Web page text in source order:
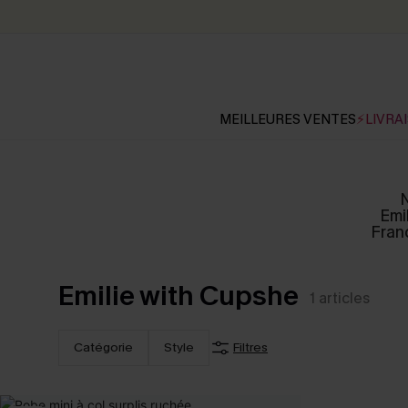
MEILLEURES VENTES
Emilie with Cupshe 1 articles
Catégorie Style Filtres